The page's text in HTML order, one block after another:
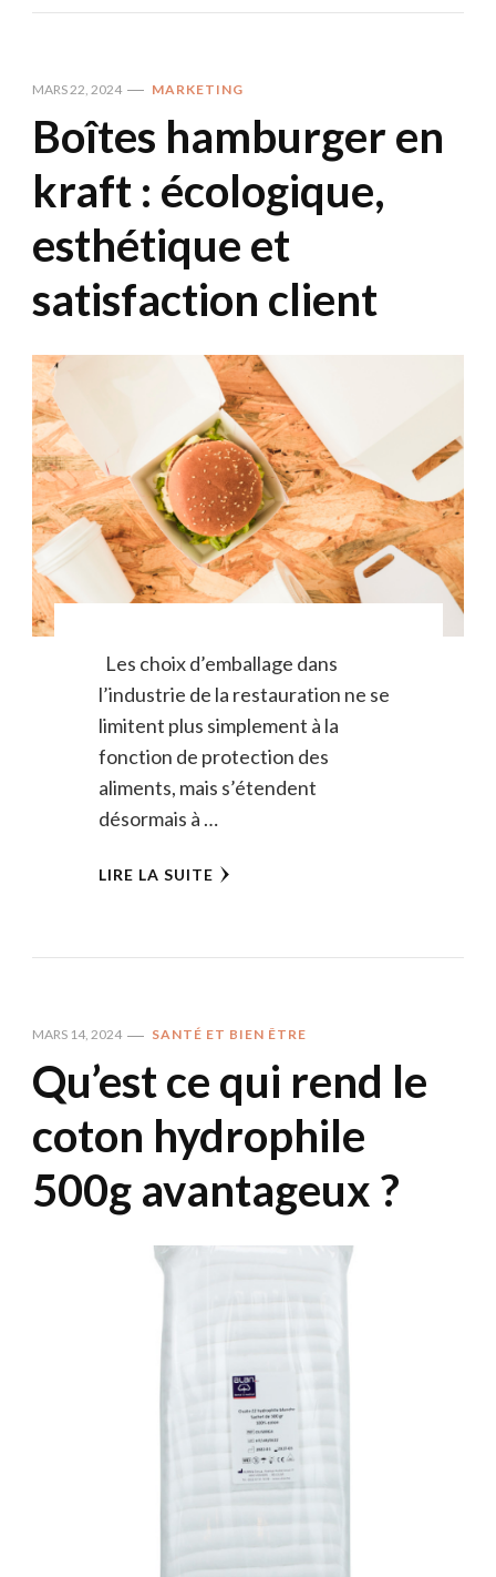
MARS 22, 2024 MARKETING
Boîtes hamburger en
kraft : écologique,
esthétique et
satisfaction client
Les choix d’emballage dans
l’industrie de la restauration ne se
limitent plus simplement à la
fonction de protection des
aliments, mais s’étendent
désormais à …
LIRE LA SUITE
MARS 14, 2024 SANTÉ ET BIEN ÊTRE
Qu’est ce qui rend le
coton hydrophile
500g avantageux ?